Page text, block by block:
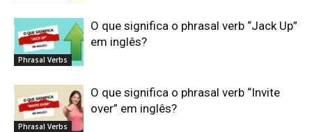
Phrasal Verbs
O que significa o phrasal verb “Jack Up”
em inglês?
Phrasal Verbs
O que significa o phrasal verb “Invite
over” em inglês?